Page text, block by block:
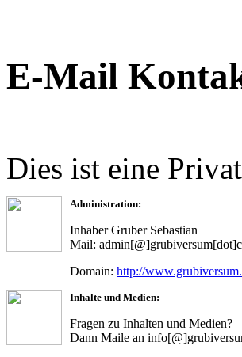
E-Mail
Dies ist eine
Administration:
Inhaber Gruber Sebastian
Mail:
Domain: http://
Inhalte und Medien:
Fragen zu Inhalten und Medien?
Dann Maile an